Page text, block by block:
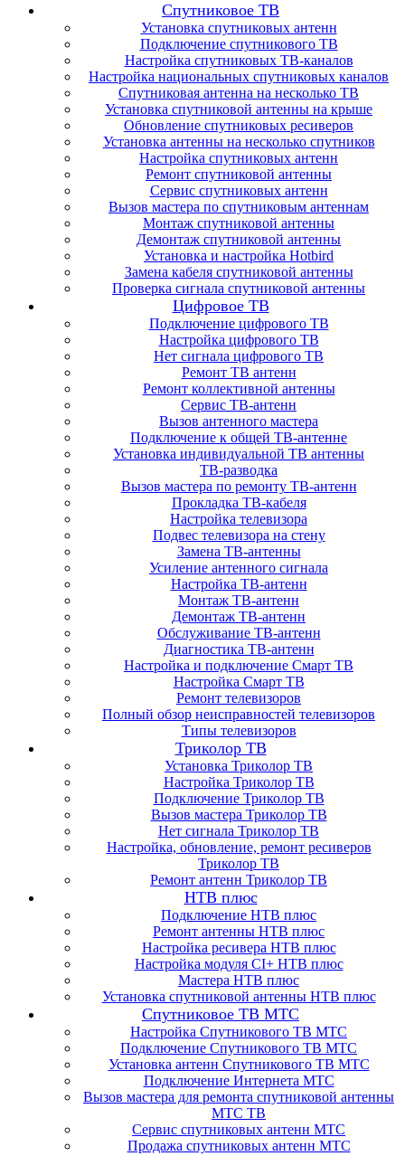
Спутниковое ТВ
Установка спутниковых антенн
Подключение спутникового ТВ
Настройка спутниковых ТВ-каналов
Настройка национальных спутниковых каналов
Спутниковая антенна на несколько ТВ
Установка спутниковой антенны на крыше
Обновление спутниковых ресиверов
Установка антенны на несколько спутников
Настройка спутниковых антенн
Ремонт спутниковой антенны
Сервис спутниковых антенн
Вызов мастера по спутниковым антеннам
Монтаж спутниковой антенны
Демонтаж спутниковой антенны
Установка и настройка Hotbird
Замена кабеля спутниковой антенны
Проверка сигнала спутниковой антенны
Цифровое ТВ
Подключение цифрового ТВ
Настройка цифрового ТВ
Нет сигнала цифрового ТВ
Ремонт ТВ антенн
Ремонт коллективной антенны
Сервис ТВ-антенн
Вызов антенного мастера
Подключение к общей ТВ-антенне
Установка индивидуальной ТВ антенны
ТВ-разводка
Вызов мастера по ремонту ТВ-антенн
Прокладка ТВ-кабеля
Настройка телевизора
Подвес телевизора на стену
Замена ТВ-антенны
Усиление антенного сигнала
Настройка ТВ-антенн
Монтаж ТВ-антенн
Демонтаж ТВ-антенн
Обслуживание ТВ-антенн
Диагностика ТВ-антенн
Настройка и подключение Смарт ТВ
Настройка Смарт ТВ
Ремонт телевизоров
Полный обзор неисправностей телевизоров
Типы телевизоров
Триколор ТВ
Установка Триколор ТВ
Настройка Триколор ТВ
Подключение Триколор ТВ
Вызов мастера Триколор ТВ
Нет сигнала Триколор ТВ
Настройка, обновление, ремонт ресиверов
Триколор ТВ
Ремонт антенн Триколор ТВ
НТВ плюс
Подключение НТВ плюс
Ремонт антенны НТВ плюс
Настройка ресивера НТВ плюс
Настройка модуля CI+ НТВ плюс
Мастера НТВ плюс
Установка спутниковой антенны НТВ плюс
Спутниковое ТВ МТС
Настройка Спутникового ТВ МТС
Подключение Спутникового ТВ МТС
Установка антенн Спутникового ТВ МТС
Подключение Интернета МТС
Вызов мастера для ремонта спутниковой антенны
МТС ТВ
Сервис спутниковых антенн МТС
Продажа спутниковых антенн МТС